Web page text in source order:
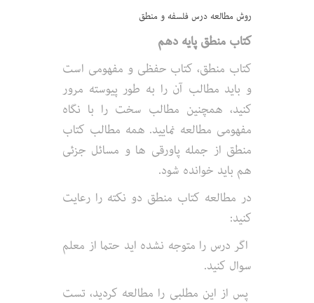
روش مطالعه درس فلسفه و منطق
کتاب منطق پایه دهم
کتاب منطق، کتاب حفظی و مفهومی است
و باید مطالب آن را به طور پیوسته مرور
کنید، همچنین مطالب سخت را با نگاه
مفهومی مطالعه نمایید. همه مطالب کتاب
منطق از جمله پاورقی ها و مسائل جزئی
هم باید خوانده شود.
در مطالعه کتاب منطق دو نکته را رعایت
کنید:
اگر درس را متوجه نشده اید حتما از معلم
سوال کنید.
پس از این مطلبی را مطالعه کردید، تست